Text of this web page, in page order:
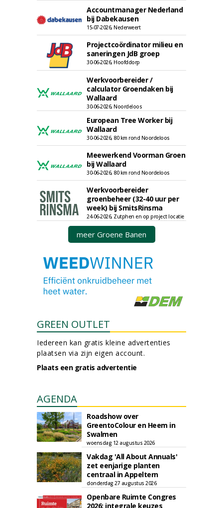
Accountmanager Nederland
bij Dabekausen
15-07-2026, Nederweert
Projectcoördinator milieu en
saneringen JdB groep
30-06-2026, Hoofddorp
Werkvoorbereider /
calculator Groendaken bij
Wallaard
30-06-2026, Noordeloos
European Tree Worker bij
Wallaard
30-06-2026, 80 km rond Noordeloos
Meewerkend Voorman Groen
bij Wallaard
30-06-2026, 80 km rond Noordeloos
Werkvoorbereider
groenbeheer (32-40 uur per
week) bij SmitsRinsma
24-06-2026, Zutphen en op project locatie
meer Groene Banen
GREEN OUTLET
Iedereen kan gratis kleine advertenties
plaatsen via zijn eigen account.
Plaats een gratis advertentie
AGENDA
Roadshow over
GreentoColour en Heem in
Swalmen
woensdag 12 augustus 2026
Vakdag 'All About Annuals'
zet eenjarige planten
centraal in Appeltern
donderdag 27 augustus 2026
Openbare Ruimte Congres
2026: integrale keuzes